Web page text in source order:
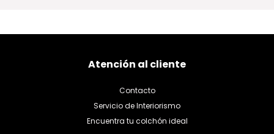
Atención al cliente
Contacto
Servicio de Interiorismo
Encuentra tu colchón ideal